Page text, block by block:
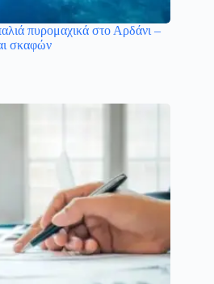
πυρομαχικά στο Αρδάνι –
σκαφών